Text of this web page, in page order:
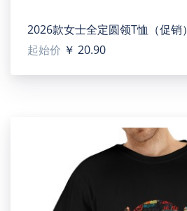
2026款女士全定圆领T恤（促销）
起始价 ￥ 20.90